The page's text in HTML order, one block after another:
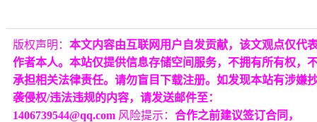
版权声明： 本文内容由互联网用户自发贡献，该文观点仅代
作者本人。本站仅提供信息存储空间服务，不拥有所有权，
承担相关法律责任。请勿盲目下载注册。如发现本站有涉嫌
袭侵权/违法违规的内容，请发送邮件至：
1406739544@qq.com 风险提示： 合作之前建议签订合同，